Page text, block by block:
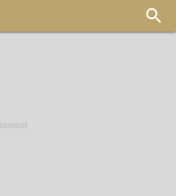
